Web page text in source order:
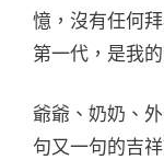
憶，沒有任何
第一代，是我
爺爺、奶奶、
句又一句的吉